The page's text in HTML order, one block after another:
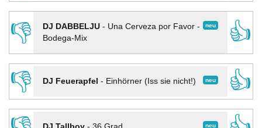
👎
neu
DJ DABBELJU- Una Cerveza por Favor -
Bodega-Mix
👍
👎
neu
DJ Feuerapfel - Einhörner (Iss sie nicht!)
👍
neu